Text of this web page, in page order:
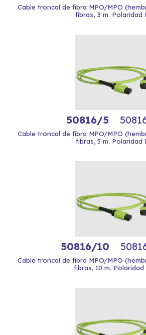
Cable troncal de fibra MPO/MPO
fibras, 3 m. Polaridad
50816/5
Cable troncal de fibra MPO/MPO
fibras, 5 m. Polaridad
50816/10
Cable troncal de fibra MPO/MPO
fibras, 10 m. Polaridad